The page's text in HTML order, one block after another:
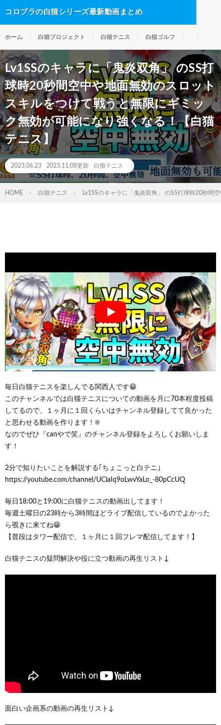
コロプラの白猫シリーズ最新動画まとめ
ホーム 白猫プロジェクト 白猫テニス 白猫ゴルフ
Lv1SSのキャラに「鬼炎双角」 のSS打
球時20秒間空中や地面無効のスロット
スキルをつけて戦うと無限にギミッ
ク無効が可能になり強くなる！【白猫
テニス】
2023.06.23 2023.11.08更新 白猫テニス
HOME 白猫テニス Lv1SSのキャラに「鬼炎双角」 のSS打球時20秒
毎日白猫テニスを楽しんでる関西人です😁
このチャンネルでは白猫テニスについての動画を月に70本程度投稿
してるので、１ヶ月に１回くらいはチャンネル登録してて良かった
と思わせる動画を作ります！☀️
なのでぜひ『canやで笑』のチャンネル登録をよろしくお願いしま
す！
2分で知りたいことを解説する｢ちょこっと白テニ｣
https://youtube.com/channel/UClaIq9oLwvYaLo_-80pCcUQ
毎日18:00と19:00に白猫テニスの動画出してます！
毎週土曜日の23時から3時間ほどライブ配信しているのでよかった
ら覗きに来てね😁
【普段はタワー配信で、１ヶ月に１回フレマ配信してます！】
白猫テニスの疑問解決や役に立つ動画の再生リスト↓
面白い企画系の動画の再生リスト↓